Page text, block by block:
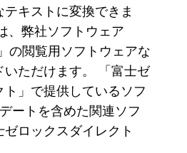
キストに変換できま
、弊社ソフトウェア
の閲覧用ソフトウェアな
いただけます。 「富士ゼ
ト」で提供しているソフ
ートを含めた関連ソフ
ゼロックスダイレクト